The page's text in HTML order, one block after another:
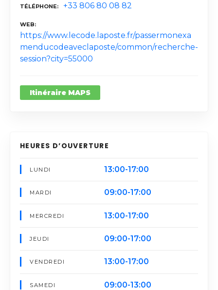
TÉLÉPHONE +33 806 80 08 82
WEB
https://www.lecode.laposte.fr/passermonexa
menducodeaveclaposte/common/recherche-
session?city=55000
Itinéraire MAPS
HEURES D’OUVERTURE
LUNDI 13:00-17:00
MARDI 09:00-17:00
MERCREDI 13:00-17:00
JEUDI 09:00-17:00
VENDREDI 13:00-17:00
SAMEDI 09:00-13:00